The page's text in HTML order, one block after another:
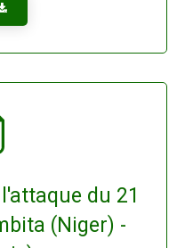
du 21
(Niger) -